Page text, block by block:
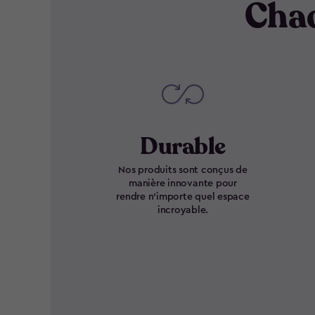
Durable
Nos produits sont conçus de
manière innovante pour
rendre n’importe quel espace
incroyable.